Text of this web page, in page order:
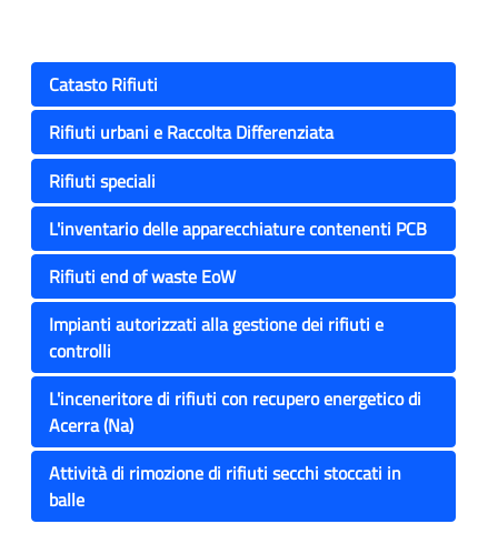
Catasto Rifiuti
Rifiuti urbani e Raccolta Differenziata
Rifiuti speciali
L'inventario delle apparecchiature contenenti PCB
Rifiuti end of waste EoW
Impianti autorizzati alla gestione dei rifiuti e
controlli
L'inceneritore di rifiuti con recupero energetico di
Acerra (Na)
Attività di rimozione di rifiuti secchi stoccati in
balle